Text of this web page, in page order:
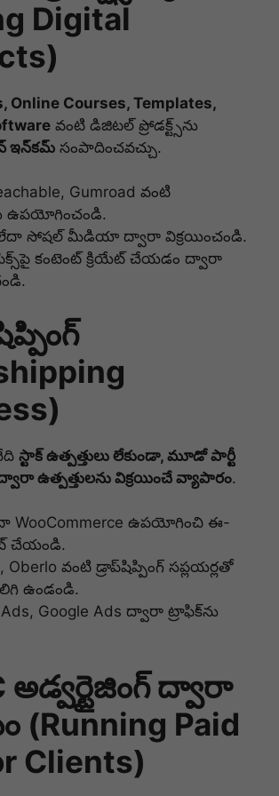
Digital
Online Courses, Templates,
వంటి డిజిటల్ ప్రోడక్ట్స్‌ను
ఇన్‌కమ్ సంపాదించవచ్చు.
Gumroad వంటి
ఉపయోగించండి.
సోషల్ మీడియా ద్వారా విక్రయించండి.
కంటెంట్ క్రియేట్ చేయడం ద్వారా
స్టాక్ ఉత్పత్తులు లేకుండా, మూడో పార్టీ
ఉత్పత్తులను విక్రయించే వ్యాపారం.
WooCommerce ఉపయోగించి ఈ-
చేయండి.
Oberlo వంటి డ్రాప్‌షిప్పింగ్ సప్లయర్లతో
ఉండండి.
Google Ads ద్వారా ట్రాఫిక్‌ను
అడ్వర్టైజింగ్ ద్వారా
Paid
Clients)